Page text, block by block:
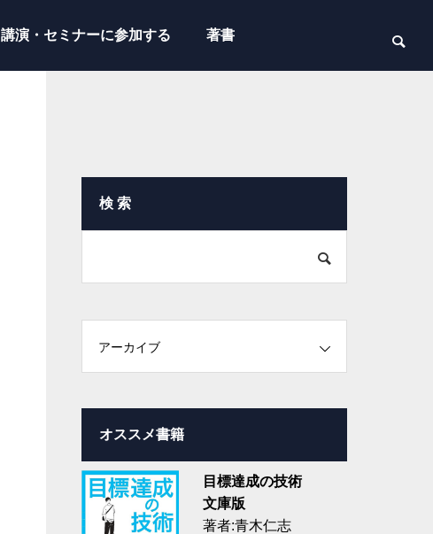
講演・セミナーに参加する 著書
検 索
アーカイブ
オススメ書籍
目標達成の技術
文庫版
著者:青木仁志